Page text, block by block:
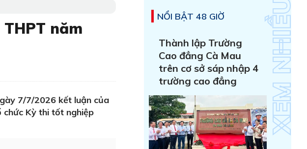
năm
7/7/2026 kết luận của
chức Kỳ thi tốt nghiệp
NỔI BẬT 48 GIỜ
Thành lập Trường
Cao đẳng Cà Mau
trên cơ sở sáp nhập 4
trường cao đẳng